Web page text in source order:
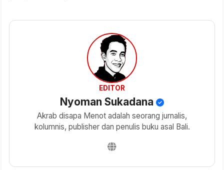
EDITOR
Nyoman Sukadana
Akrab disapa Menot adalah seorang jurnalis,
kolumnis, publisher dan penulis buku asal Bali.